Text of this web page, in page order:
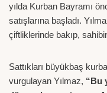
yılda Kurban Bayramı
satışlarına başladı.
çiftliklerinde bakıp,
Sattıkları büyükbaş
vurgulayan Yılmaz, “Bu